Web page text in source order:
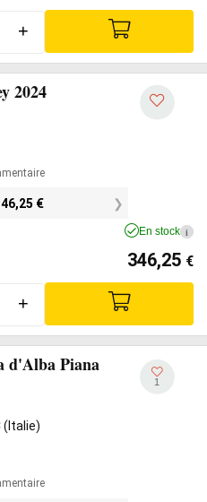
+
2024
€
En stock i
346,25 €
+
d'Alba Piana
(Italie)
1